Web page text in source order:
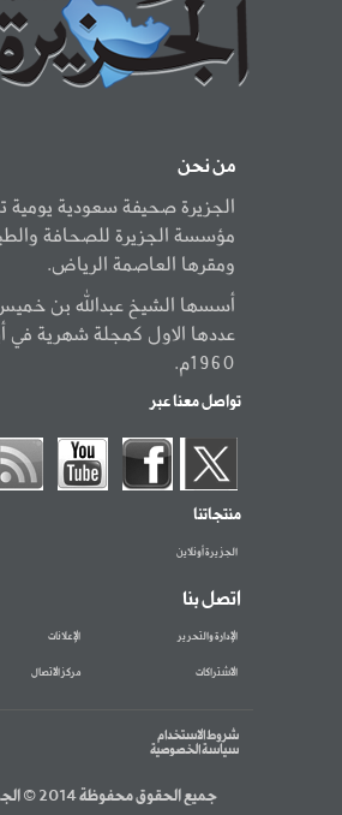
من نحن
الجزيرة صحيفة سعودية يومية
مؤسسة الجزيرة للصحافة
ومقرها العاصمة الرياض.
أسسها الشيخ عبدالله بن
عددها الاول كمجلة شهرية في
1960م.
تواصل معنا عبر
منتجاتنا
الجزيرة أونلاين
اتصل بنا
الإدارة والتحرير الإعلانات
الاشتراكات مركز الاتصال
شروط الاستخدام
سياسة الخصوصية
جميع الحقوق محفوظة 2014 © الجزيرة